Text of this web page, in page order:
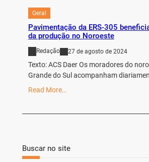
Geral
Pavimentação da ERS-305
da produção no Noroeste
Redação 27 de agosto de 2024
Texto: ACS Daer Os moradores do
Grande do Sul acompanham
Read More…
Buscar no site